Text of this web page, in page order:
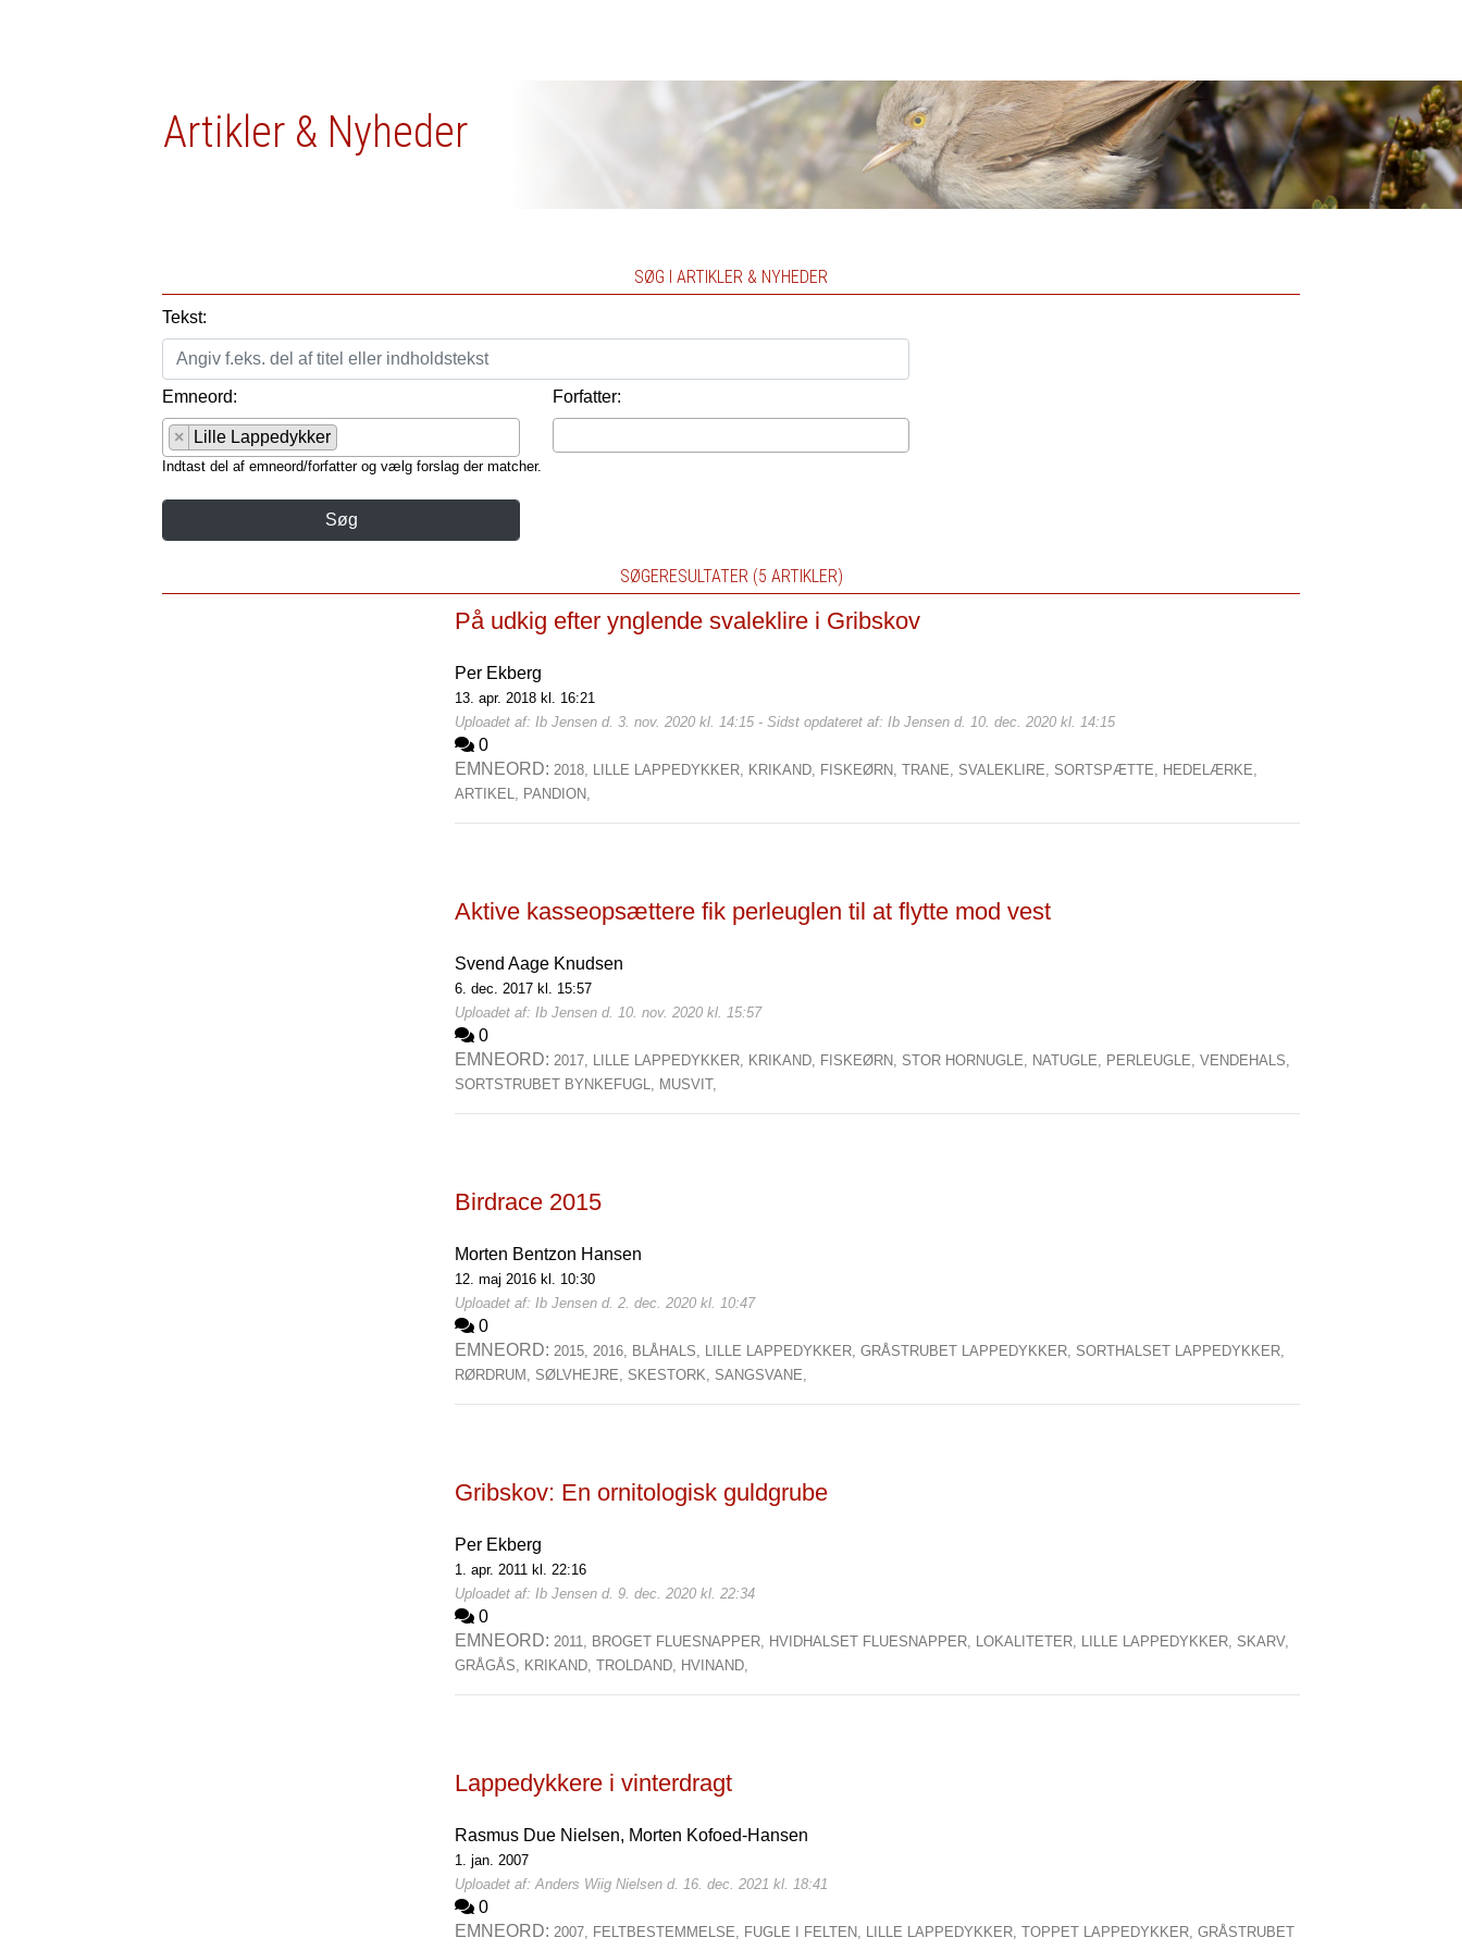
Artikler & Nyheder
SØG I ARTIKLER & NYHEDER
Tekst:
Emneord:
× Lille Lappedykker
Forfatter:
Indtast del af emneord/forfatter og vælg forslag der matcher.
Søg
SØGERESULTATER (5 ARTIKLER)
På udkig efter ynglende svaleklire i Gribskov
Per Ekberg
13. apr. 2018 kl. 16:21
Uploadet af: Ib Jensen d. 3. nov. 2020 kl. 14:15 - Sidst opdateret af: Ib Jensen d. 10. dec. 2020 kl. 14:15
0
EMNEORD: 2018, LILLE LAPPEDYKKER, KRIKAND, FISKEØRN,TRANE, SVALEKLIRE, SORTSPÆTTE, HEDELÆRKE,
ARTIKEL, PANDION,
Aktive kasseopsættere fik perleuglen til at flytte mod vest
Svend Aage Knudsen
6. dec. 2017 kl. 15:57
Uploadet af: Ib Jensen d. 10. nov. 2020 kl. 15:57
0
EMNEORD: 2017, LILLE LAPPEDYKKER, KRIKAND, FISKEØRN, STOR HORNUGLE, NATUGLE, PERLEUGLE,VENDEHALS,
SORTSTRUBET BYNKEFUGL, MUSVIT,
Birdrace 2015
Morten Bentzon Hansen
12. maj 2016 kl. 10:30
Uploadet af: Ib Jensen d. 2. dec. 2020 kl. 10:47
0
EMNEORD: 2015,2016, BLÅHALS, LILLE LAPPEDYKKER,GRÅSTRUBET LAPPEDYKKER, SORTHALSET LAPPEDYKKER,
RØRDRUM, SØLVHEJRE, SKESTORK, SANGSVANE,
Gribskov: En ornitologisk guldgrube
Per Ekberg
1. apr. 2011 kl. 22:16
Uploadet af: Ib Jensen d. 9. dec. 2020 kl. 22:34
0
EMNEORD: 2011, BROGET FLUESNAPPER, HVIDHALSET FLUESNAPPER, LOKALITETER, LILLE LAPPEDYKKER, SKARV,
GRÅGÅS, KRIKAND,TROLDAND, HVINAND,
Lappedykkere i vinterdragt
Rasmus Due Nielsen, Morten Kofoed-Hansen
1. jan. 2007
Uploadet af: Anders Wiig Nielsen d. 16. dec. 2021 kl. 18:41
0
EMNEORD: 2007, FELTBESTEMMELSE, FUGLE I FELTEN, LILLE LAPPEDYKKER,TOPPET LAPPEDYKKER,GRÅSTRUBET